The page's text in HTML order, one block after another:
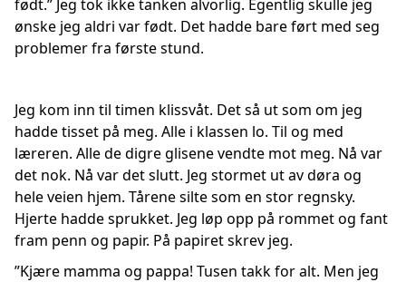
født.” Jeg tok ikke tanken alvorlig. Egentlig skulle jeg
ønske jeg aldri var født. Det hadde bare ført med seg
problemer fra første stund.
Jeg kom inn til timen klissvåt. Det så ut som om jeg
hadde tisset på meg. Alle i klassen lo. Til og med
læreren. Alle de digre glisene vendte mot meg. Nå var
det nok. Nå var det slutt. Jeg stormet ut av døra og
hele veien hjem. Tårene silte som en stor regnsky.
Hjerte hadde sprukket. Jeg løp opp på rommet og fant
fram penn og papir. På papiret skrev jeg.
”Kjære mamma og pappa! Tusen takk for alt. Men jeg